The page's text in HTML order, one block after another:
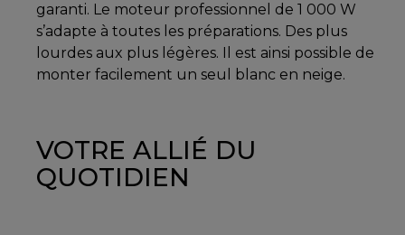
garanti. Le moteur professionnel de 1 000 W
s’adapte à toutes les préparations. Des plus
lourdes aux plus légères. Il est ainsi possible de
monter facilement un seul blanc en neige.
VOTRE ALLIÉ DU
QUOTIDIEN